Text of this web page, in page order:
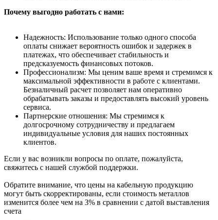
Почему выгодно работать с нами:
Надежность: Использование только одного способа
оплаты снижает вероятность ошибок и задержек в
платежах, что обеспечивает стабильность и
предсказуемость финансовых потоков.
Профессионализм: Мы ценим ваше время и стремимся к
максимальной эффективности в работе с клиентами.
Безналичный расчет позволяет нам оперативно
обрабатывать заказы и предоставлять высокий уровень
сервиса.
Партнерские отношения: Мы стремимся к
долгосрочному сотрудничеству и предлагаем
индивидуальные условия для наших постоянных
клиентов.
Если у вас возникли вопросы по оплате, пожалуйста,
свяжитесь с нашей службой поддержки.
Обратите внимание, что цены на кабельную продукцию
могут быть скорректированы, если стоимость металлов
изменится более чем на 3% в сравнении с датой выставления
счета